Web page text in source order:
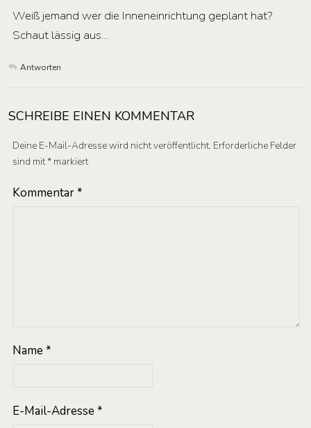
Weiß jemand wer die Inneneinrichtung geplant hat?
Schaut lässig aus…
Antworten
SCHREIBE EINEN KOMMENTAR
Deine E-Mail-Adresse wird nicht veröffentlicht. Erforderliche Felder
sind mit* markiert
Kommentar*
Name*
E-Mail-Adresse*